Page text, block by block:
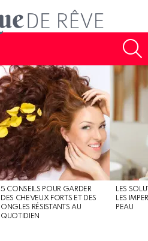
5 CONSEILS POUR GARDER
DES CHEVEUX FORTS ET DES
ONGLES RÉSISTANTS AU
QUOTIDIEN
LES
LES
PEAU